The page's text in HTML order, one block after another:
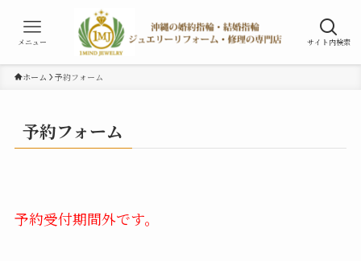
サイト内検索
メニュー
ホーム 予約フォーム
予約フォーム
予約受付期間外です。